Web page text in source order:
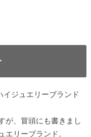
ジュエリーブランド
が、冒頭にも書きまし
リーブランド。